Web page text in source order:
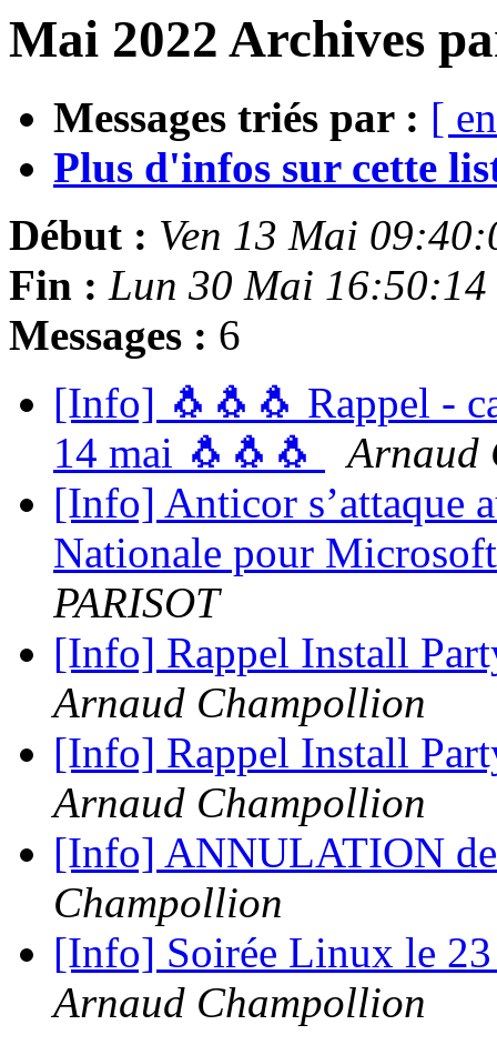
Mai 2022 Archives
Messages triés par : [
Plus d'infos sur cette
Début : Ven 13 Mai
Fin : Lun 30 Mai 16:50:14
Messages : 6
[Info] 🐧🐧🐧 Rappel -
14 mai 🐧🐧🐧
Arnaud
[Info] Anticor s’attaque
Nationale pour
PARISOT
[Info] Rappel Install
Arnaud Champollion
[Info] Rappel Install
Arnaud Champollion
[Info] ANNULATION
Champollion
[Info] Soirée Linux le
Arnaud Champollion